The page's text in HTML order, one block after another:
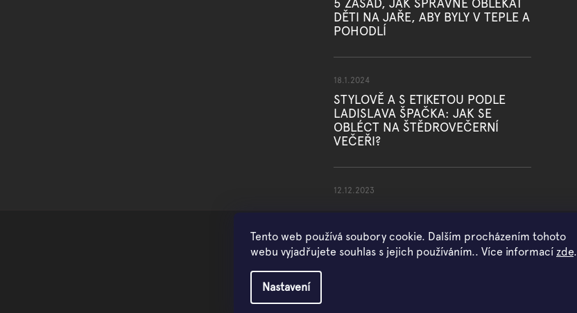
Tento web používá soubory cookie. Dalším procházením tohoto
webu vyjadřujete souhlas s jejich používáním.. Více informací zde.
Nastavení
DĚTI NA JAŘE, ABY BYLY V TEPLE A
POHODLÍ
18.1.2024
STYLOVĚ A S ETIKETOU PODLE
LADISLAVA ŠPAČKA: JAK SE
OBLÉCT NA ŠTĚDROVEČERNÍ
VEČEŘI?
12.12.2023
Copyright 2026WOWMINI. Všechna práva vyhrazena.